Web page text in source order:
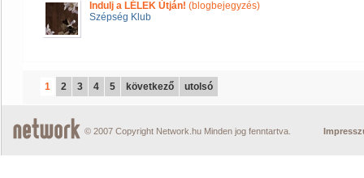
Indulj a LÉLEK Útján! (blogbejegyzés)
Szépség Klub
1 2 3 4 5 következő utolsó
© 2007 Copyright Network.hu Minden jog fenntartva.